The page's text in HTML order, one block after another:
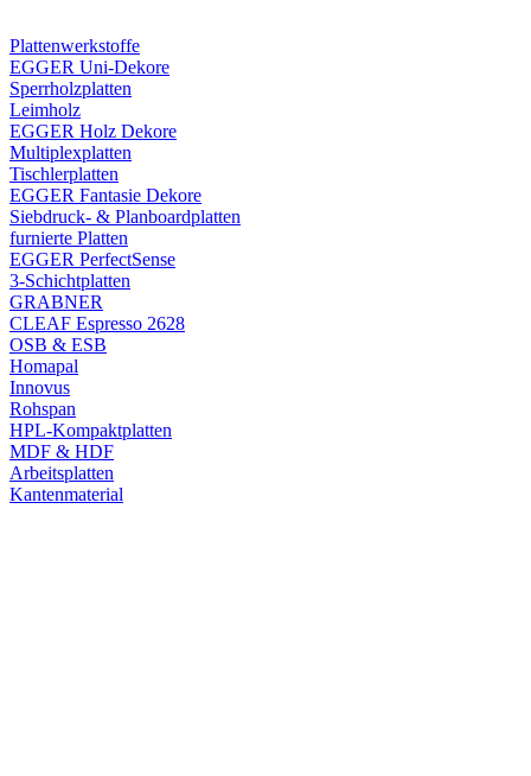
Plattenwerkstoffe
EGGER Uni-Dekore
Sperrholzplatten
Leimholz
EGGER Holz Dekore
Multiplexplatten
Tischlerplatten
EGGER Fantasie Dekore
Siebdruck- & Planboardplatten
furnierte Platten
EGGER PerfectSense
3-Schichtplatten
GRABNER
CLEAF Espresso 2628
OSB & ESB
Homapal
Innovus
Rohspan
HPL-Kompaktplatten
MDF & HDF
Arbeitsplatten
Kantenmaterial